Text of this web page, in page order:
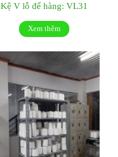
Kệ V lỗ để hàng: VL31
Xem thêm